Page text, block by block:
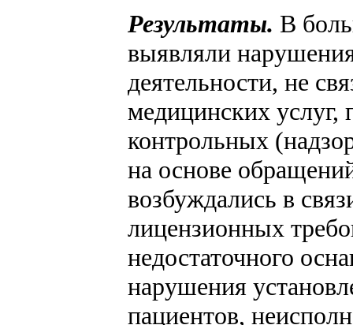
Результаты. В
выявляли
деятельности, не
медицинских услуг,
контрольных
на основе
возбуждались в
лицензионных
недостаточного
нарушения
пациентов,